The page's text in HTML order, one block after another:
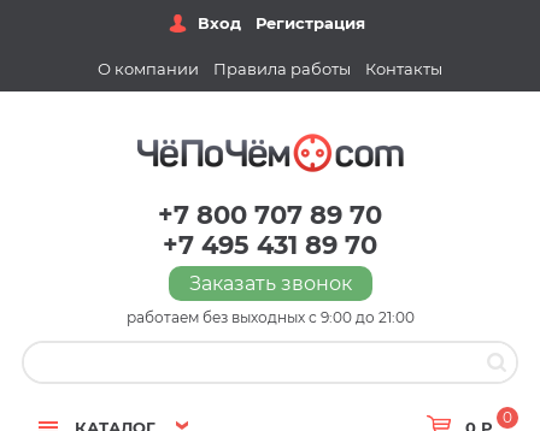
Вход Регистрация
О компании Правила работы Контакты
+7 800 707 89 70
+7 495 431 89 70
Заказать звонок
работаем без выходных с 9:00 до 21:00
0